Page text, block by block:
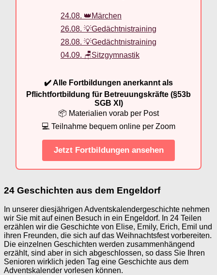
24.08. 👑Märchen
26.08. 💡Gedächtnistraining
28.08. 💡Gedächtnistraining
04.09. 🪑Sitzgymnastik
✔️ Alle Fortbildungen anerkannt als
Pflichtfortbildung für Betreuungskräfte (§53b
SGB XI)
📦 Materialien vorab per Post
💻 Teilnahme bequem online per Zoom
Jetzt Fortbildungen ansehen
24 Geschichten aus dem Engeldorf
In unserer diesjährigen Adventskalendergeschichte nehmen
wir Sie mit auf einen Besuch in ein Engeldorf. In 24 Teilen
erzählen wir die Geschichte von Elise, Emily, Erich, Emil und
ihren Freunden, die sich auf das Weihnachtsfest vorbereiten.
Die einzelnen Geschichten werden zusammenhängend
erzählt, sind aber in sich abgeschlossen, so dass Sie Ihren
Senioren wirklich jeden Tag eine Geschichte aus dem
Adventskalender vorlesen können.